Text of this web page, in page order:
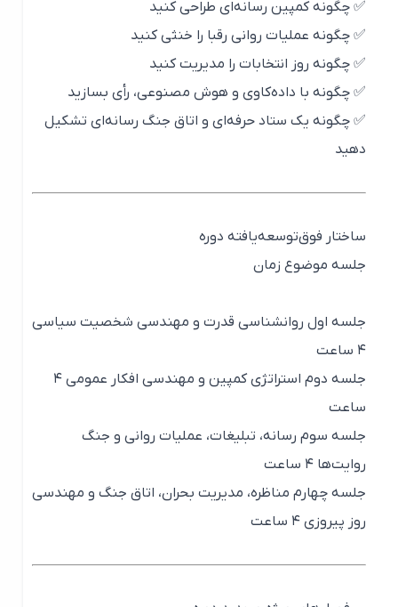
✅ چگونه کمپین رسانه‌ای طراحی کنید
✅ چگونه عملیات روانی رقبا را خنثی کنید
✅ چگونه روز انتخابات را مدیریت کنید
✅ چگونه با داده‌کاوی و هوش مصنوعی، رأی بسازید
✅ چگونه یک ستاد حرفه‌ای و اتاق جنگ رسانه‌ای تشکیل
دهید
ساختار فوق‌توسعه‌یافته دوره
جلسه موضوع زمان
جلسه اول روانشناسی قدرت و مهندسی شخصیت سیاسی
جلسه دوم استراتژی کمپین و مهندسی افکار عمومی ۴
ساعت
جلسه سوم رسانه، تبلیغات، عملیات روانی و جنگ
روایت‌ها ۴ ساعت
جلسه چهارم مناظره، مدیریت بحران، اتاق جنگ و مهندسی
روز پیروزی ۴ ساعت